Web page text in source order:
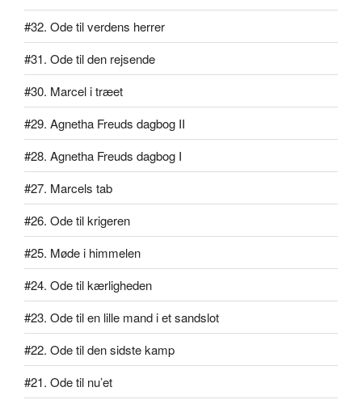
#32. Ode til verdens herrer
#31. Ode til den rejsende
#30. Marcel i træet
#29. Agnetha Freuds dagbog II
#28. Agnetha Freuds dagbog I
#27. Marcels tab
#26. Ode til krigeren
#25. Møde i himmelen
#24. Ode til kærligheden
#23. Ode til en lille mand i et sandslot
#22. Ode til den sidste kamp
#21. Ode til nu’et